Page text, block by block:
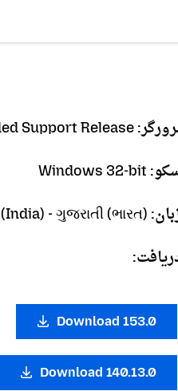
Support Release
Windows 32-bit
- ગુજરાતી (ભારત)
Download 153.0
Download 140.13.0